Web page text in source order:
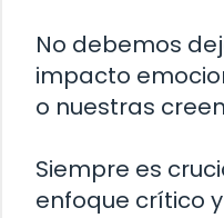
No debemos
impacto
o nuestras
Siempre es
enfoque crítico